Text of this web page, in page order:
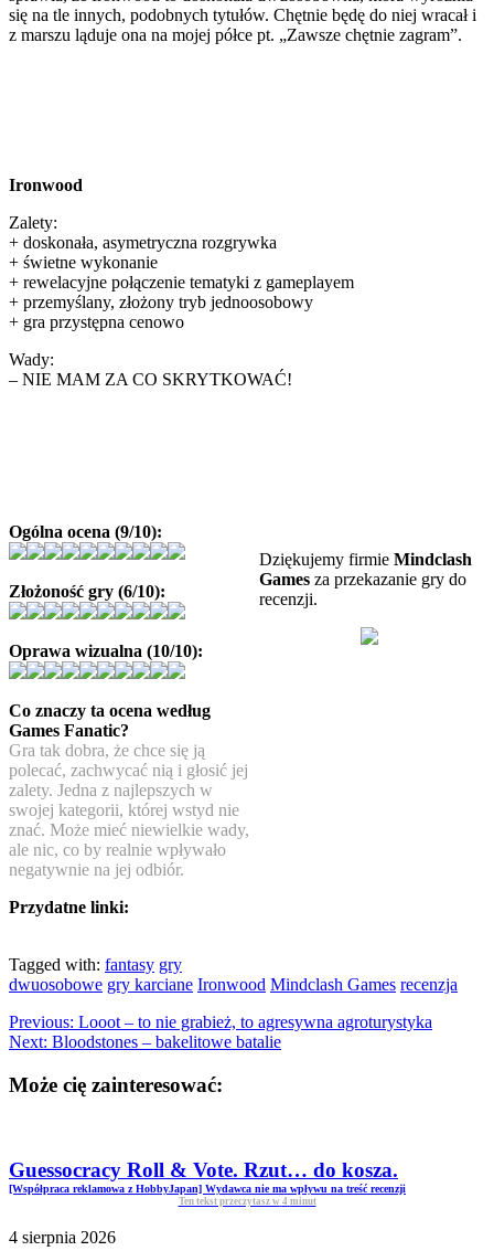
się na tle innych, podobnych tytułów. Chętnie będę do niej wracał i
z marszu ląduje ona na mojej półce pt. „Zawsze chętnie zagram”.
Ironwood
Zalety:
+ doskonała, asymetryczna rozgrywka
+ świetne wykonanie
+ rewelacyjne połączenie tematyki z gameplayem
+ przemyślany, złożony tryb jednoosobowy
+ gra przystępna cenowo
Wady:
– NIE MAM ZA CO SKRYTKOWAĆ!
Dziękujemy firmie Mindclash
Games za przekazanie gry do
recenzji.
Ogólna ocena (9/10):
Złożoność gry (6/10):
Oprawa wizualna (10/10):
Co znaczy ta ocena według
Games Fanatic?
Gra tak dobra, że chce się ją
polecać, zachwycać nią i głosić jej
zalety. Jedna z najlepszych w
swojej kategorii, której wstyd nie
znać. Może mieć niewielkie wady,
ale nic, co by realnie wpływało
negatywnie na jej odbiór.
Przydatne linki:
Tagged with: fantasy gry
dwuosobowe gry karciane Ironwood Mindclash Games recenzja
Previous: Looot – to nie grabież, to agresywna agroturystyka
Next: Bloodstones – bakelitowe batalie
Może cię zainteresować:
Guessocracy Roll & Vote. Rzut… do kosza.
[Współpraca reklamowa z HobbyJapan] Wydawca nie ma wpływu na treść recenzji
Ten tekst przeczytasz w 4 minut
4 sierpnia 2026